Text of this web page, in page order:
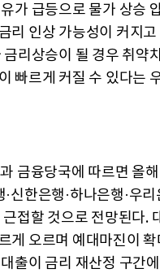
가 급등으로 물가 상승
리 인상 가능성이 커지
금리상승이 될 경우 취약
빠르게 커질 수 있다는
금융당국에 따르면 올
신한은행·하나은행·우
접할 것으로 전망된다.
게 오르며 예대마진이 확
출이 금리 재산정 구간